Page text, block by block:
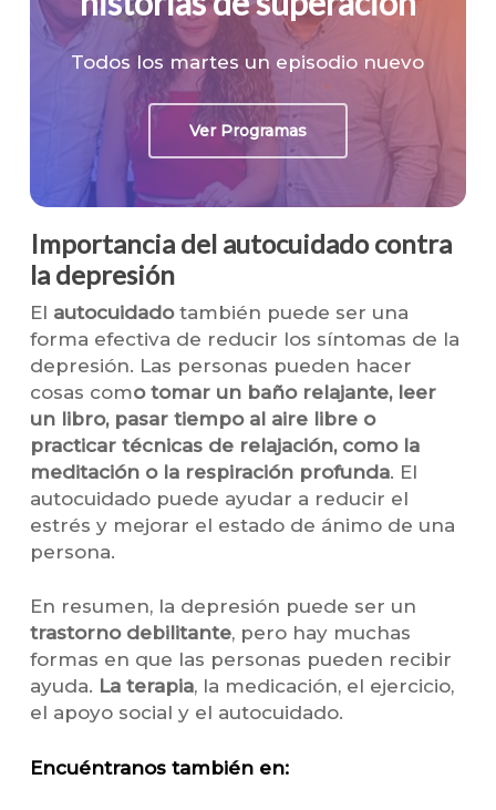
Todos los martes un episodio nuevo
Ver Programas
Importancia del autocuidado contra
la depresión
El autocuidadotambién puede ser una
forma efectiva de reducir los síntomas de la
depresión. Las personas pueden hacer
cosas como tomar un baño relajante, leer
un libro, pasar tiempo al aire libre o
practicar técnicas de relajación, como la
meditación o la respiración profunda. El
autocuidado puede ayudar a reducir el
estrés y mejorar el estado de ánimo de una
persona.
En resumen, la depresión puede ser un
trastorno debilitante, pero hay muchas
formas en que las personas pueden recibir
ayuda. La terapia, la medicación, el ejercicio,
el apoyo social y el autocuidado.
Encuéntranos también en: